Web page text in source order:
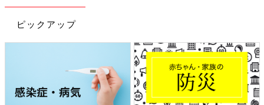
ピックアップ